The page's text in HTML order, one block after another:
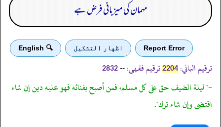
مہمان کی میزبانی فرض ہے
Report Error اظهار التشكيل 🔍 English
ترقیم الباني: 2204 ترقیم فقہی: --
2832
-" ليلة الضيف حق على كل مسلم، فمن أصبح بفنائه فهو عليه دين إن شاء
اقتضى وإن شاء ترك".